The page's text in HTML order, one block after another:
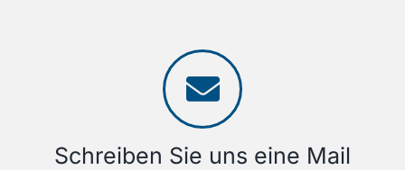
Schreiben Sie uns eine Mail